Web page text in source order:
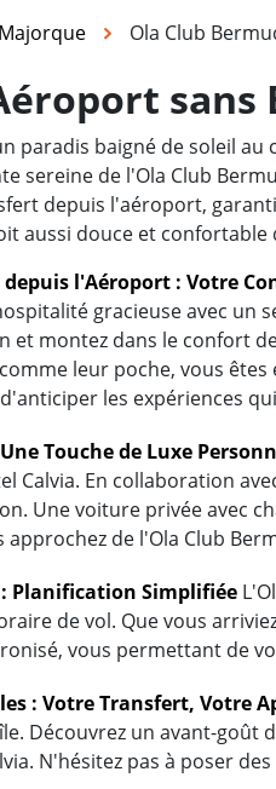
Ola Club
sans
paradis baigné de soleil
sereine de l'Ola Club
depuis l'aéroport,
aussi douce et
depuis l'Aéroport : Votre
gracieuse avec
et montez dans le confort
leur poche, vous
les expériences
Touche de Luxe
Calvia. En collaboration
Une voiture privée avec
de l'Ola Club
Planification Simplifiée
de vol. Que vous
vous permettant de
: Votre Transfert, Votre
Découvrez un avant-goût
N'hésitez pas à poser